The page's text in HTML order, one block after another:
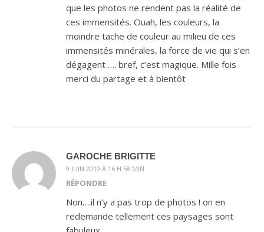
que les photos ne rendent pas la réalité de
ces immensités. Ouah, les couleurs, la
moindre tache de couleur au milieu de ces
immensités minérales, la force de vie qui s’en
dégagent …. bref, c’est magique. Mille fois
merci du partage et à bientôt
GAROCHE BRIGITTE
9 JUIN 2019 À 16 H 58 MIN
RÉPONDRE
Non….il n’y a pas trop de photos ! on en
redemande tellement ces paysages sont